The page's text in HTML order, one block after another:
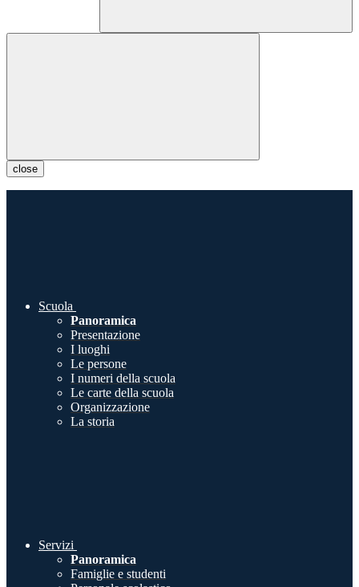
close
Scuola
Panoramica
Presentazione
I luoghi
Le persone
I numeri della scuola
Le carte della scuola
Organizzazione
La storia
Servizi
Panoramica
Famiglie e studenti